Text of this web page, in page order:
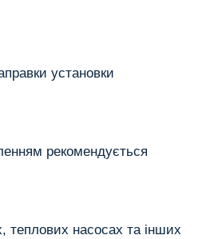
установки
рекомендується
теплових насосах та інших